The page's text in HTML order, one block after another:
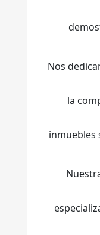
Nos
la
inmuebles